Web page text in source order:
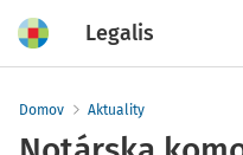
Legalis
Domov Aktuality